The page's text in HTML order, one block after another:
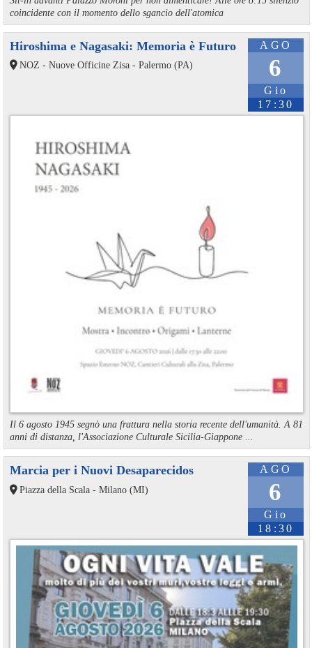
coincidente con il momento dello sgancio dell'atomica
AGO
6
Gio
17:30
Hiroshima e Nagasaki: Memoria è Futuro
NOZ - Nuove Officine Zisa - Palermo (PA)
Il 6 agosto 1945 segnò una frattura nella storia recente dell'umanità. A 81
anni di distanza, l'Associazione Culturale Sicilia-Giappone ...
AGO
6
Gio
18:30
Marcia per i Nuovi Desaparecidos
Piazza della Scala - Milano (MI)